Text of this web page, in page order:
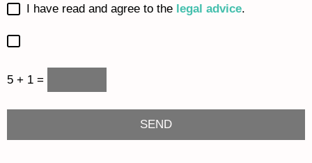
I have read and agree to the legal advice.
5 + 1 =